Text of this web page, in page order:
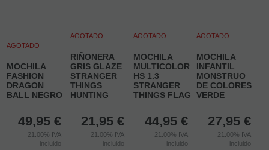
AGOTADO
MOCHILA
FASHION
DRAGON
BALL NEGRO
49,95 €
21.00% IVA
incluido
AGOTADO
RIÑONERA
GRIS GLAZE
STRANGER
THINGS
HUNTING
21,95 €
21.00% IVA
incluido
AGOTADO
MOCHILA
MULTICOLOR
HS 1.3
STRANGER
THINGS FLAG
44,95 €
21.00% IVA
incluido
AGOTADO
MOCHILA
INFANTIL
MONSTRUO
DE COLORES
VERDE
27,95 €
21.00% IVA
incluido